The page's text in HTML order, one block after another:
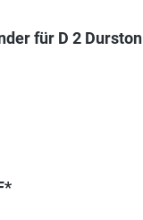
für D 2 Durston